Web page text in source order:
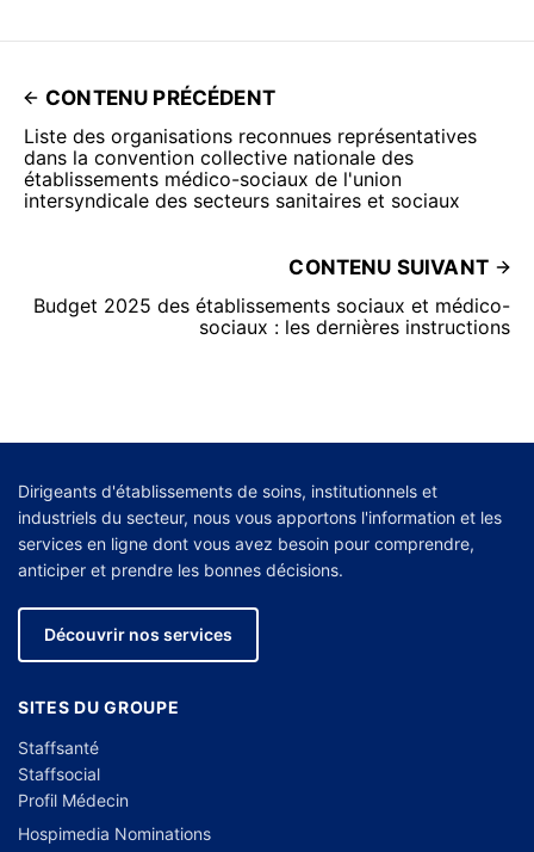
CONTENU PRÉCÉDENT
Liste des organisations reconnues représentatives
dans la convention collective nationale des
établissements médico-sociaux de l'union
intersyndicale des secteurs sanitaires et sociaux
CONTENU SUIVANT
Budget 2025 des établissements sociaux et médico-
sociaux : les dernières instructions
Dirigeants d'établissements de soins, institutionnels et
industriels du secteur, nous vous apportons l'information et les
services en ligne dont vous avez besoin pour comprendre,
anticiper et prendre les bonnes décisions.
Découvrir nos services
SITES DU GROUPE
Staffsanté
Staffsocial
Profil Médecin
Hospimedia Nominations